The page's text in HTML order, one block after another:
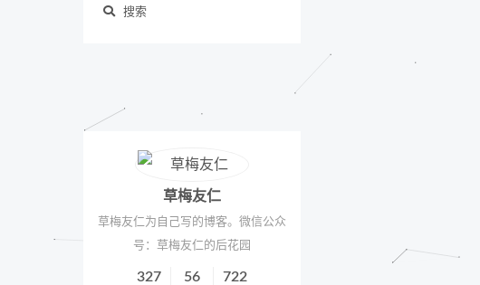
搜索
草梅友仁
草梅友仁为自己写的博客。微信公众
号：草梅友仁的后花园
327 56 722